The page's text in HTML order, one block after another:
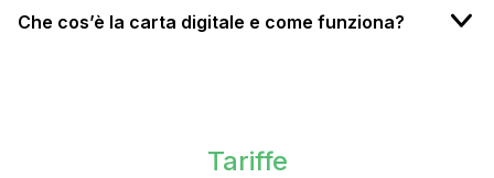
Che cos’è la carta digitale e come funziona?
Tariffe